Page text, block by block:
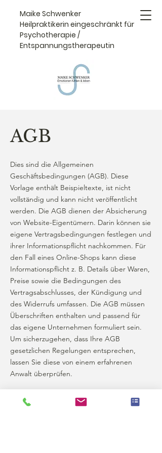
Maike Schwenker
Heilpraktikerin eingeschränkt für
Psychotherapie /
Entspannungstherapeutin
AGB
Dies sind die Allgemeinen
Geschäftsbedingungen (AGB). Diese
Vorlage enthält Beispieltexte, ist nicht
vollständig und kann nicht veröffentlicht
werden. Die AGB dienen der Absicherung
von Website-Eigentümern. Darin können sie
eigene Vertragsbedingungen festlegen und
ihrer Informationspflicht nachkommen. Für
den Fall eines Online-Shops kann diese
Informationspflicht z. B. Details über Waren,
Preise sowie die Bedingungen des
Vertragsabschlusses, der Kündigung und
des Widerrufs umfassen. Die AGB müssen
Überschriften enthalten und passend für
das eigene Unternehmen formuliert sein.
Um sicherzugehen, dass Ihre AGB
gesetzlichen Regelungen entsprechen,
lassen Sie diese von einem erfahrenen
Anwalt überprüfen.